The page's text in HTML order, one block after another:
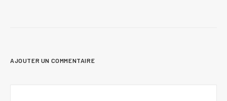
AJOUTER UN COMMENTAIRE